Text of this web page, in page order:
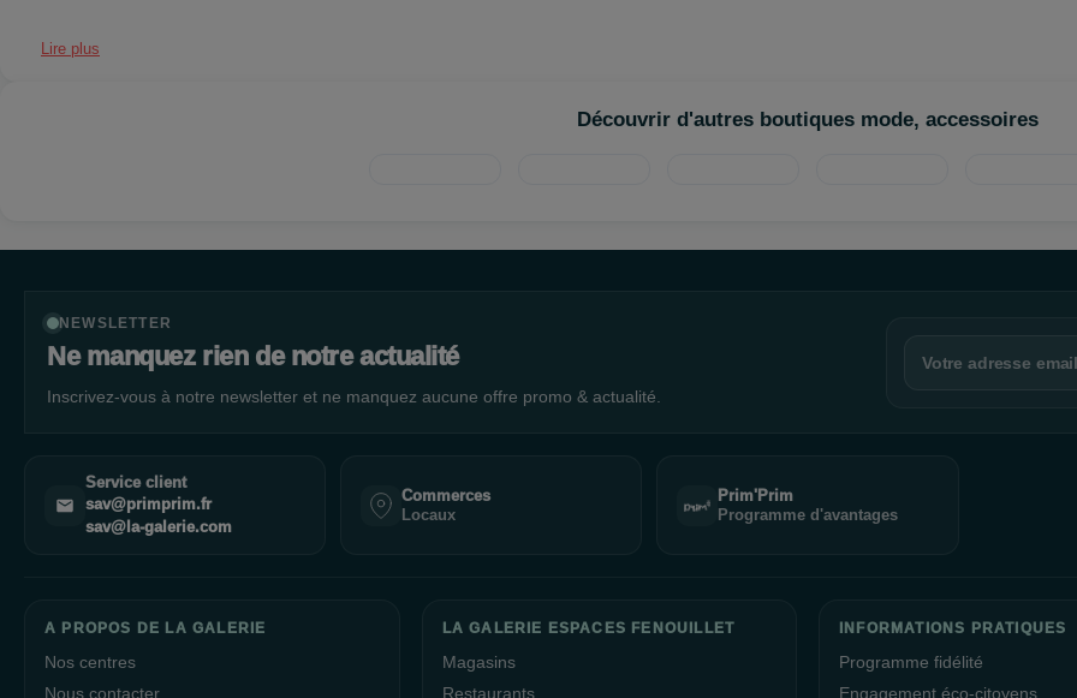
Lire plus
Découvrir d'autres boutiques mode, accessoires
NEWSLETTER
Ne manquez rien de notre actualité
Inscrivez-vous à notre newsletter et ne manquez aucune offre promo & actualité.
Service client
sav@primprim.fr
sav@la-galerie.com
Commerces
Locaux
Prim'Prim
Programme d'avantages
A PROPOS DE LA GALERIE
Nos centres
Nous contacter
LA GALERIE ESPACES FENOUILLET
Magasins
Restaurants
INFORMATIONS PRATIQUES
Programme fidélité
Engagement éco-citoyens